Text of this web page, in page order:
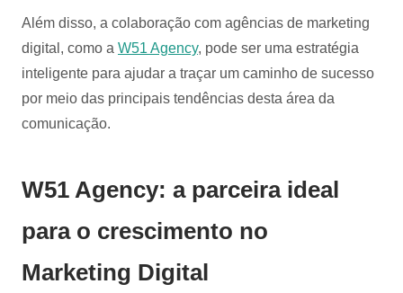
Além disso, a colaboração com agências de marketing
digital, como a W51 Agency, pode ser uma estratégia
inteligente para ajudar a traçar um caminho de sucesso
por meio das principais tendências desta área da
comunicação.
W51 Agency: a parceira ideal
para o crescimento no
Marketing Digital